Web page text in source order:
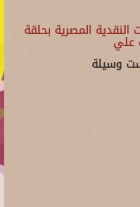
المصرية بحلقة
علي
وسيلة